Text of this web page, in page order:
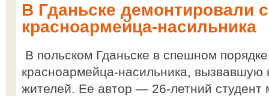
В Гданьске демонтировали
красноармейца-насильника
В польском Гданьске в спешном
красноармейца-насильника, вызвавшую
жителей. Ее автор — 26-летний студент